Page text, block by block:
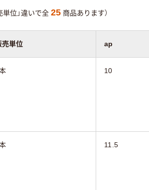
単位」違いで全 25 商品あります）
売単位 ap
10
11.5